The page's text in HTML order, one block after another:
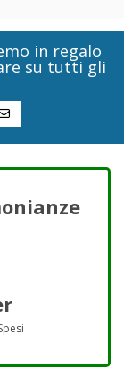
in regalo
su tutti gli